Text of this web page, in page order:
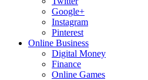
Google+
Instagram
Pinterest
Online Business
Digital Money
Finance
Online Games